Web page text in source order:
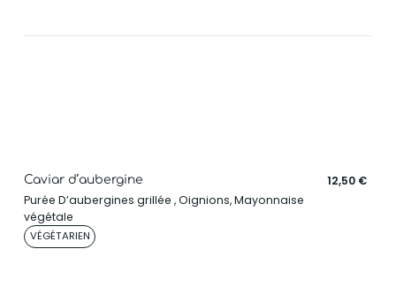
Caviar d’aubergine
Purée D’aubergines grillée , Oignions, Mayonnaise
végétale
VÉGÉTARIEN
12,50 €